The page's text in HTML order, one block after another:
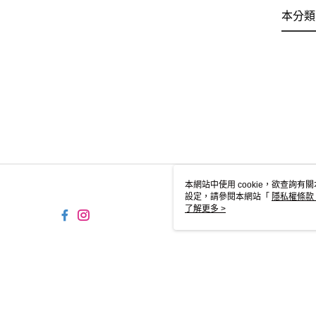
本分
本網站中使用 cookie，欲查詢有
設定，請參閱本網站「 隱私權條款
使用 cookie。
了解更多 >